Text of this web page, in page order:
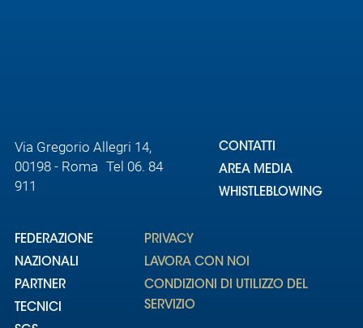
Via Gregorio Allegri 14,
00198 - Roma Tel 06. 84
911
CONTATTI
AREA MEDIA
WHISTLEBLOWING
FEDERAZIONE
NAZIONALI
PARTNER
TECNICI
PRIVACY
LAVORA CON NOI
CONDIZIONI DI UTILIZZO DEL
SERVIZIO